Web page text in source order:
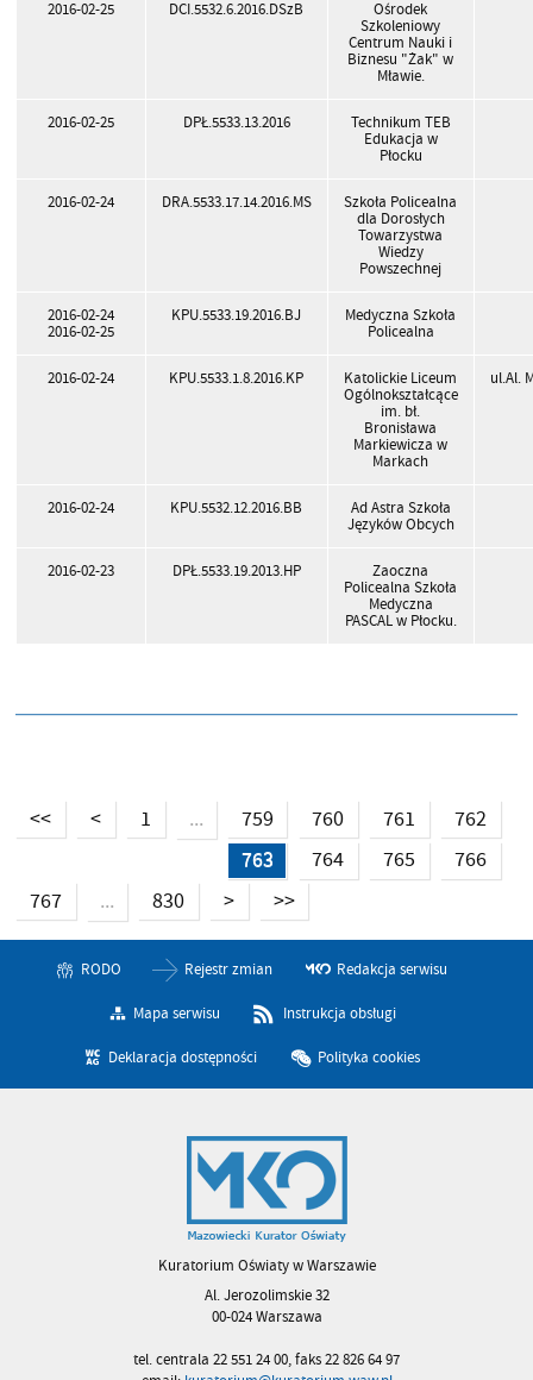
2016-02-25 DCI.5532.6.2016.DSzB
Ośrodek
Szkoleniowy
Centrum Nauki i
Biznesu "Żak" w
Mławie.
2016-02-25 DPŁ.5533.13.2016
Technikum TEB
Edukacja w
Płocku
2016-02-24 DRA.5533.17.14.2016.MS
Szkoła Policealna
dla Dorosłych
Towarzystwa
Wiedzy
Powszechnej
2016-02-24
2016-02-25
KPU.5533.19.2016.BJ
Medyczna Szkoła
Policealna
2016-02-24 KPU.5533.1.8.2016.KP
Katolickie Liceum
Ogólnokształcące
im. bł.
Bronisława
Markiewicza w
Markach
ul.Al.
2016-02-24 KPU.5532.12.2016.BB
Ad Astra Szkoła
Języków Obcych
2016-02-23 DPŁ.5533.19.2013.HP
Zaoczna
Policealna Szkoła
Medyczna
PASCAL w Płocku.
<< < 1 ... 759 760 761
762
763
764 765
766
767
... 830 > >>
RODO Rejestr zmian Redakcja serwisu
Mapa serwisu Instrukcja obsługi
Deklaracja dostępności Polityka cookies
Kuratorium Oświaty w Warszawie
Al. Jerozolimskie 32
00-024 Warszawa
tel. centrala 22 551 24 00, faks 22 826 64 97